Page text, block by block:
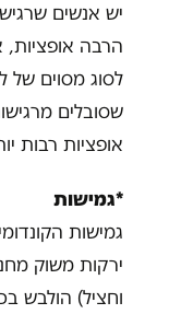
יש אנשים
הרבה
לסוג מסוים של
שסובלים
אופציות רבות
*גמישות
גמישות
ירקות משוק
וחציל) הולבש